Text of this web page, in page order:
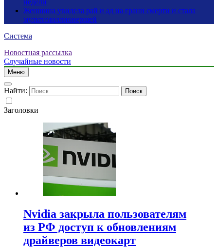
недели
Женщина увидела рай и ад на грани смерти и стала
мультимиллионершей
Система
Новостная рассылка
Случайные новости
Меню
Найти:
Заголовки
Nvidia закрыла пользователям
из РФ доступ к обновлениям
драйверов видеокарт